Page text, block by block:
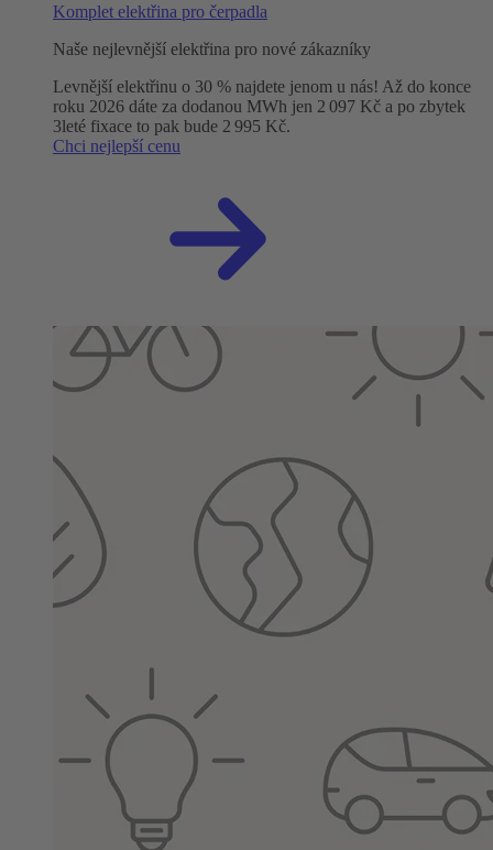
Komplet elektřina pro čerpadla
Naše nejlevnější elektřina pro nové zákazníky
Levnější elektřinu o 30 % najdete jenom u nás! Až do konce
roku 2026 dáte za dodanou MWh jen 2 097 Kč a po zbytek
3leté fixace to pak bude 2 995 Kč.
Chci nejlepší cenu